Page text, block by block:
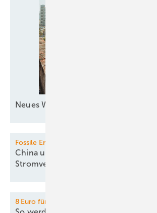
Neues Windkraftquartett zur
Fossile Erzeugung
China und Indien mindern fossile
Stromversorgung
8 Euro für grünen Wasserstoff: